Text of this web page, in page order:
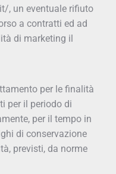
, un eventuale rifiuto
a contratti ed ad
di marketing il
per le finalità
per il periodo di
per il tempo in
di conservazione
previsti, da norme